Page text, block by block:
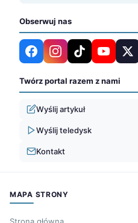
Obserwuj nas
Twórz portal razem z nami
Wyślij artykuł
Wyślij teledysk
Kontakt
MAPA STRONY